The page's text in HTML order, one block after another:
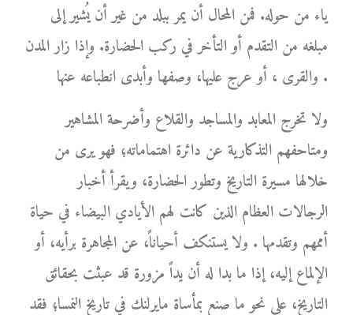
ياء من حوله. فمن المحال أن يمر ببلد من غير أن يُشير إلى
مبلغه من التقدم أو التأخر في ركب الحضارة. وإذا زار المدن
والقرى ، أو عرج عليها، وصفها وأبدى انطباعه عنها .
ولا تخرج المعابد والمساجد والقلاع وأضرحة المشاهير
ومتاحفهم التذكارية عن دائرة اهتماماته؛ فهو يرى من
خلالها مسيرة التاريخ وتطور الحضارة، ويقرأ أخبار
الرجالات العظام الذين كانت لهم الأيادي البيضاء في حياة
أممهم وتقدمها . ولا يستنكف أحياناً، عن المجاهرة برأيه، أو
الإلماع إليه، إذا ما بدا له أن يداً مزورة قد عبثت بحقائق
التاريخ، على نحو ما صنع بمأساة مايرلنك في تاريخ النمسا؛ فقد